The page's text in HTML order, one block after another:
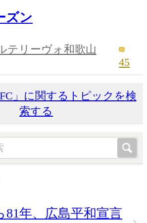
ズン
テリーヴォ和歌山
45
」に関するトピックを検
索する
81年、広島平和宣言